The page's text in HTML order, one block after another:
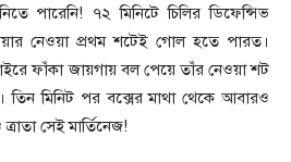
পারেনি! ৭২ মিনিটে চিলির ডিফেন্সিভ
নেওয়া প্রথম শটেই গোল হতে পারত।
ফাঁকা জায়গায় বল পেয়ে তাঁর নেওয়া শট
তিন মিনিট পর বক্সের মাথা থেকে আবারও
সেই মার্তিনেজ!